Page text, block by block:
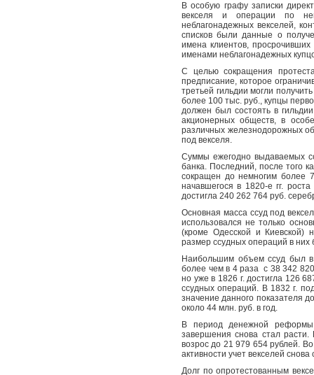
В особую графу записки
векселя и операции по
неблагонадежных векселей,
списков были данные о
имена клиентов,
именами неблагонадежных
С целью сокращения
предписание, которое
третьей гильдии могли
более 100 тыс. руб., купцы
должен был состоять в
акционерных обществ, в
различных железнодорожных
под векселя.
Суммы ежегодно выдаваемых
банка. Последний, после того
сокращен до немногим более
начавшегося в 1820-е гг.
достигла 240 262 764 руб.
Основная масса ссуд под
использовался не только
(кроме Одесской и Киевской)
размер ссудных операций в
Наибольшим объем ссуд был
более чем в 4 раза с 38 342
но уже в 1826 г. достигла 126
ссудных операций. В 1832 г.
значение данного показателя
около 44 млн. руб. в год.
В период денежной
завершения снова стал
возрос до 21 979 654 рублей.
активности учет векселей
Долг по опротестованным